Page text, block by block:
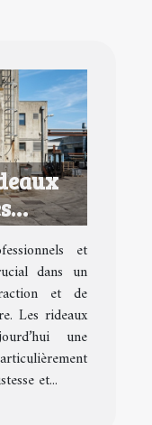
la
?
et
dans un
et de
Les rideaux
une
et...